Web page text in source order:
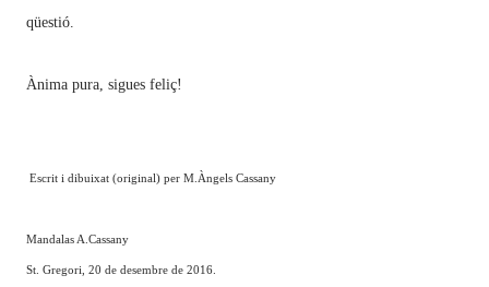
qüestió.
Ànima pura, sigues feliç!
Escrit i dibuixat (original) per M.Àngels Cassany
Mandalas A.Cassany
St. Gregori, 20 de desembre de 2016.